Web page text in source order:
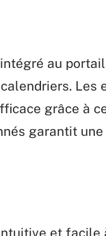
au
Les
grâce à
garantit
et facile